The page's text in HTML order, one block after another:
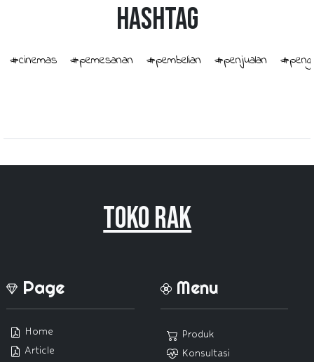
HashTag
#cinemas #pemesanan #pembelian #penjualan
Toko Rak
Page
Home
Article
Menu
Produk
Konsultasi